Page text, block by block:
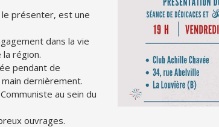
le présenter, est une
dans la vie
région.
pendant de
dernièrement.
au sein du
ouvrages.